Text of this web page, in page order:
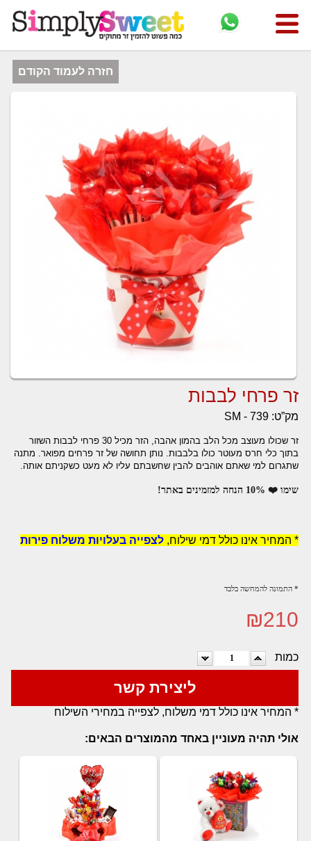
חזרה לעמוד הקודם
זר פרחי לבבות
מק”ט: SM - 739
זר שכולו מעוצב מכל הלב בהמון אהבה, הזר מכיל 30 פרחי לבבות השזור
בתוך כלי חרס מעוטר כולו בלבבות. נותן תחושה של זר פרחים מפואר. מתנה
שתגרום למי שאתם אוהבים להבין שחשבתם עליו לא מעט כשקניתם אותה.
שימו ❤️ 10% הנחה למזמינים באתר!
* המחיר אינו כולל דמי שילוח, לצפייה בעלויות משלוח פירות
* התמונה להמחשה בלבד
₪210
כמות
ליצירת קשר
* המחיר אינו כולל דמי משלוח, לצפייה במחירי השילוח
אולי תהיה מעוניין באחד מהמוצרים הבאים: